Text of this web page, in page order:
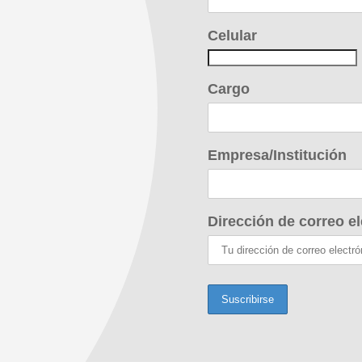
Celular
Cargo
Empresa/Institución
Dirección de correo